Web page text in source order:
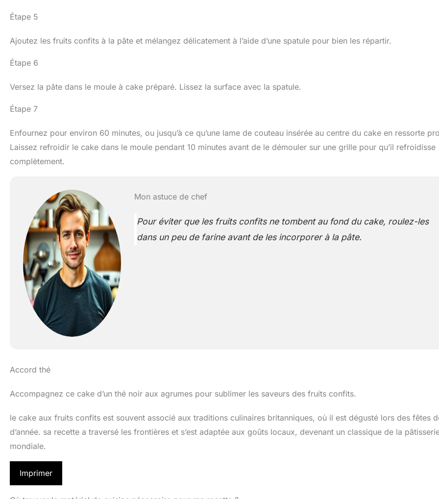
Étape 5
Ajoutez les fruits confits à la pâte et mélangez délicatement à l’aide d’une spatule pour bien les répartir.
Étape 6
Versez la pâte dans le moule à cake préparé. Lissez la surface avec la spatule.
Étape 7
Enfournez pour environ 60 minutes, ou jusqu’à ce qu’une lame de couteau insérée au centre du cake en ressorte
Laissez refroidir le cake dans le moule pendant 10 minutes avant de le démouler sur une grille pour qu’il refroidisse
complètement.
Mon astuce de chef
Pour éviter que les fruits confits ne tombent au fond du cake, roulez-les
dans un peu de farine avant de les incorporer à la pâte.
Accord thé
Accompagnez ce cake d’un thé noir aux agrumes pour sublimer les saveurs des fruits confits.
le cake aux fruits confits est souvent associé aux traditions culinaires britanniques, où il est dégusté lors des fêtes
d’année. sa recette a traversé les frontières et s’est adaptée aux goûts locaux, devenant un classique de la
mondiale.
Imprimer